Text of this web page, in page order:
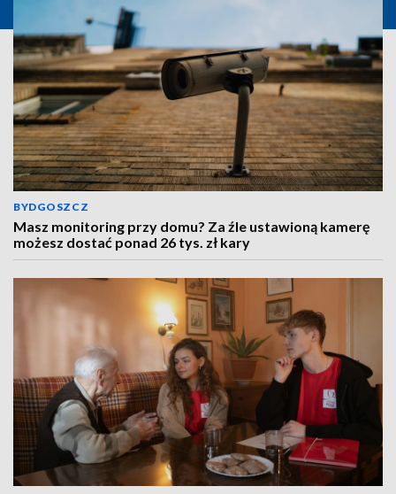
BYDGOSZCZ
Masz monitoring przy domu? Za źle ustawioną kamerę
możesz dostać ponad 26 tys. zł kary